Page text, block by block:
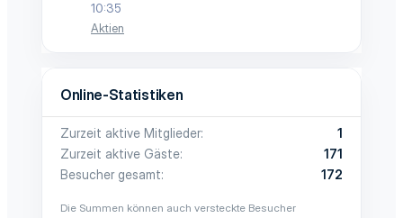
10:35
Aktien
Online-Statistiken
Zurzeit aktive Mitglieder
1
Zurzeit aktive Gäste
171
Besucher gesamt
172
Die Summen können auch versteckte Besucher